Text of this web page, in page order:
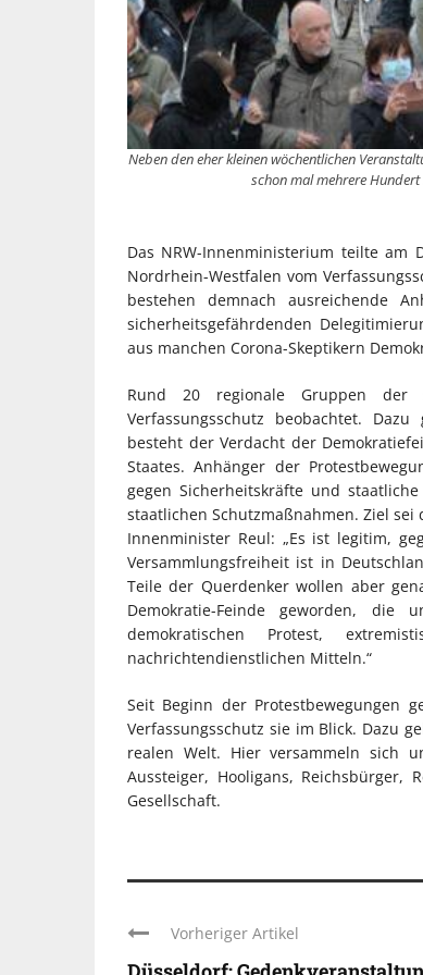
Neben den eher kleinen wöchentlichen
schon mal mehrere
Das NRW-Innenministerium teilte am
Nordrhein-Westfalen vom
bestehen demnach ausreichende
sicherheitsgefährdenden
aus manchen Corona-Skeptikern
Rund 20 regionale Gruppen der
Verfassungsschutz beobachtet.
besteht der Verdacht der
Staates. Anhänger der
gegen Sicherheitskräfte und
staatlichen Schutzmaßnahmen. Ziel
Innenminister Reul: „Es ist legitim,
Versammlungsfreiheit ist in
Teile der Querdenker wollen aber
Demokratie-Feinde geworden,
demokratischen Protest,
nachrichtendienstlichen Mitteln.“
Seit Beginn der Protestbewegungen
Verfassungsschutz sie im Blick. Dazu
realen Welt. Hier versammeln sich
Aussteiger, Hooligans,
Gesellschaft.
Vorheriger Artikel